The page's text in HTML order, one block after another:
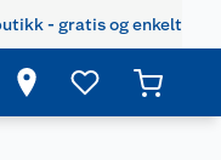
- gratis og enkelt